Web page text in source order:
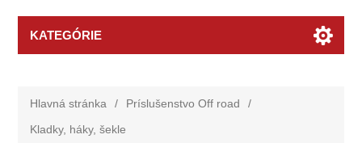
KATEGÓRIE
Hlavná stránka / Príslušenstvo Off road
/
Kladky, háky, šekle